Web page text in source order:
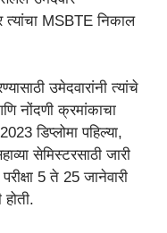
MSBTE निकाल
उमेदवारांनी त्यांचे
नोंदणी क्रमांकाचा
डिप्लोमा पहिल्या,
सेमिस्टरसाठी जारी
5 ते 25 जानेवारी